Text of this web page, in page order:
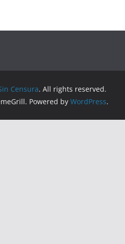
Censura. All rights reserved.
Powered by WordPress.